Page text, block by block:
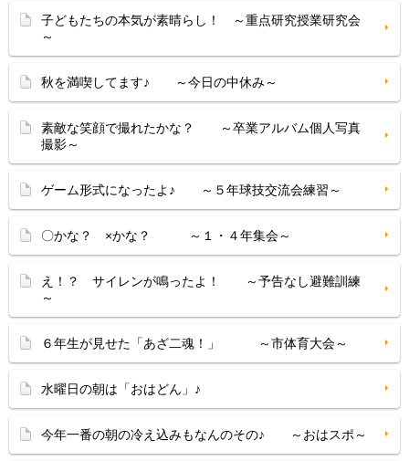
子どもたちの本気が素晴らし！ ～重点研究授業研究会
～
秋を満喫してます♪ ～今日の中休み～
素敵な笑顔で撮れたかな？ ～卒業アルバム個人写真
撮影～
ゲーム形式になったよ♪ ～５年球技交流会練習～
〇かな？ ×かな？ ～１・４年集会～
え！？ サイレンが鳴ったよ！ ～予告なし避難訓練
～
６年生が見せた「あざ二魂！」 ～市体育大会～
水曜日の朝は「おはどん」♪
今年一番の朝の冷え込みもなんのその♪ ～おはスポ～